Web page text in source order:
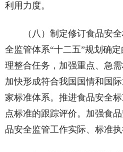
利用力度。
（八）制定修订食品安
全监管体系“十二五”规划确
理整合任务，加强重点、急
加快形成符合我国国情和国
家标准体系。推进食品安全
点标准的跟踪评价。加强食
品安全监管工作实际、标准执